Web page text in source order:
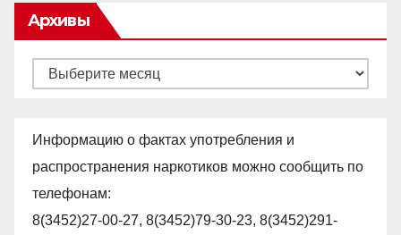
Архивы
Архивы
Информацию о фактах употребления и
распространения наркотиков можно сообщить по
телефонам:
8(3452)27-00-27, 8(3452)79-30-23, 8(3452)291-